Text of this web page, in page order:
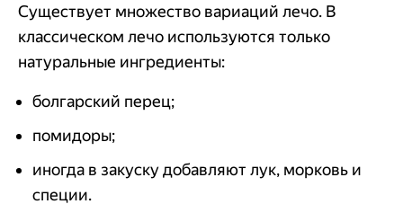
Существует множество вариаций лечо. В
классическом лечо используются только
натуральные ингредиенты:
болгарский перец;
помидоры;
иногда в закуску добавляют лук, морковь и
специи.